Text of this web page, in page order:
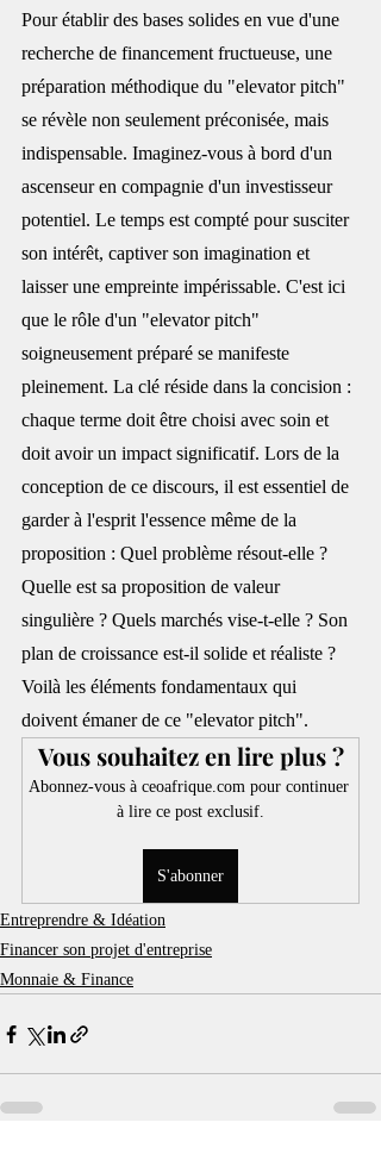
Pour établir des bases solides en vue d'une
recherche de financement fructueuse, une
préparation méthodique du "elevator pitch"
se révèle non seulement préconisée, mais
indispensable. Imaginez-vous à bord d'un
ascenseur en compagnie d'un investisseur
potentiel. Le temps est compté pour susciter
son intérêt, captiver son imagination et
laisser une empreinte impérissable. C'est ici
que le rôle d'un "elevator pitch"
soigneusement préparé se manifeste
pleinement. La clé réside dans la concision :
chaque terme doit être choisi avec soin et
doit avoir un impact significatif. Lors de la
conception de ce discours, il est essentiel de
garder à l'esprit l'essence même de la
proposition : Quel problème résout-elle ?
Quelle est sa proposition de valeur
singulière ? Quels marchés vise-t-elle ? Son
plan de croissance est-il solide et réaliste ?
Voilà les éléments fondamentaux qui
doivent émaner de ce "elevator pitch".
Vous souhaitez en lire plus ?
Abonnez-vous à ceoafrique.com pour continuer
à lire ce post exclusif.
S'abonner
Entreprendre & Idéation
Financer son projet d'entreprise
Monnaie & Finance